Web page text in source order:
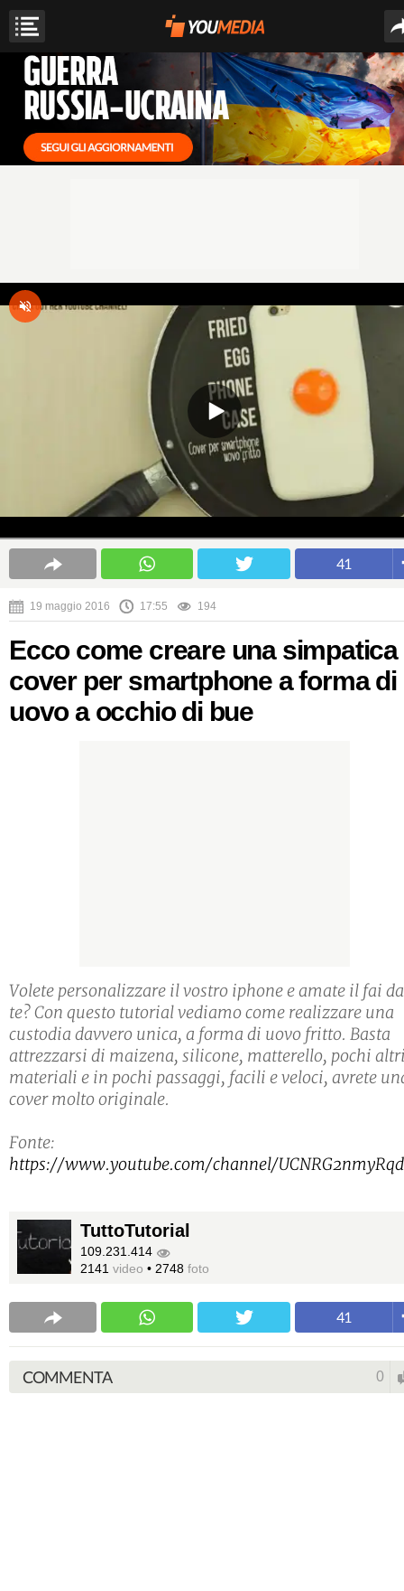
41
19 maggio 2016 17:55 194
Ecco come creare una simpatica
cover per smartphone a forma di
uovo a occhio di bue
Volete personalizzare il vostro iphone e amate il fai da
te? Con questo tutorial vediamo come realizzare una
custodia davvero unica, a forma di uovo fritto. Basta
attrezzarsi di maizena, silicone, matterello, pochi
materiali e in pochi passaggi, facili e veloci, avrete
cover molto originale.
Fonte:
https://www.youtube.com/channel/
TuttoTutorial
109.231.414
2141 video • 2748 foto
41
COMMENTA 0